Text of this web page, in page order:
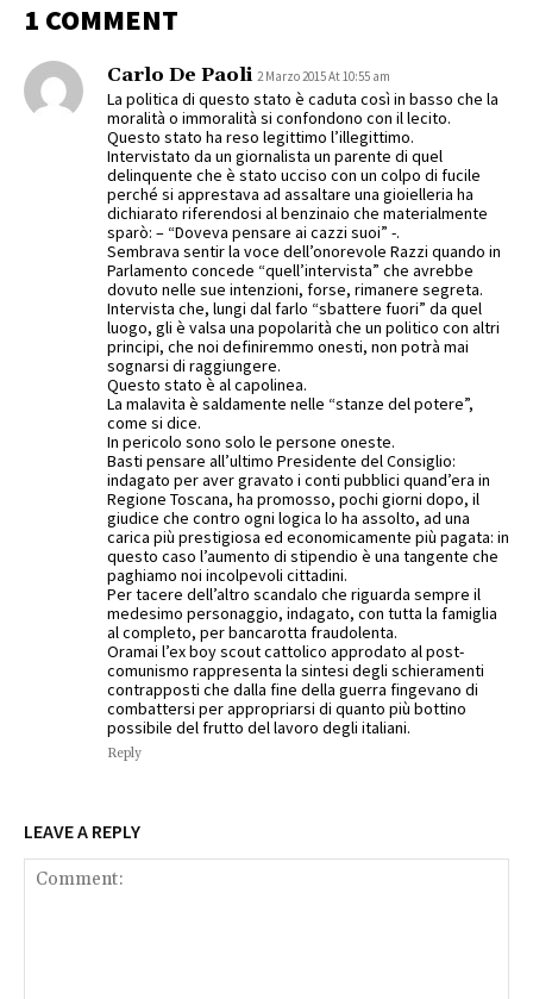
1 COMMENT
Carlo De Paoli 2 Marzo 2015 At 10:55 am
La politica di questo stato è caduta così in basso che la
moralità o immoralità si confondono con il lecito.
Questo stato ha reso legittimo l’illegittimo.
Intervistato da un giornalista un parente di quel
delinquente che è stato ucciso con un colpo di fucile
perché si apprestava ad assaltare una gioielleria ha
dichiarato riferendosi al benzinaio che materialmente
sparò: – “Doveva pensare ai cazzi suoi” -.
Sembrava sentir la voce dell’onorevole Razzi quando in
Parlamento concede “quell’intervista” che avrebbe
dovuto nelle sue intenzioni, forse, rimanere segreta.
Intervista che, lungi dal farlo “sbattere fuori” da quel
luogo, gli è valsa una popolarità che un politico con altri
principi, che noi definiremmo onesti, non potrà mai
sognarsi di raggiungere.
Questo stato è al capolinea.
La malavita è saldamente nelle “stanze del potere”,
come si dice.
In pericolo sono solo le persone oneste.
Basti pensare all’ultimo Presidente del Consiglio:
indagato per aver gravato i conti pubblici quand’era in
Regione Toscana, ha promosso, pochi giorni dopo, il
giudice che contro ogni logica lo ha assolto, ad una
carica più prestigiosa ed economicamente più pagata: in
questo caso l’aumento di stipendio è una tangente che
paghiamo noi incolpevoli cittadini.
Per tacere dell’altro scandalo che riguarda sempre il
medesimo personaggio, indagato, con tutta la famiglia
al completo, per bancarotta fraudolenta.
Oramai l’ex boy scout cattolico approdato al post-
comunismo rappresenta la sintesi degli schieramenti
contrapposti che dalla fine della guerra fingevano di
combattersi per appropriarsi di quanto più bottino
possibile del frutto del lavoro degli italiani.
Reply
LEAVE A REPLY